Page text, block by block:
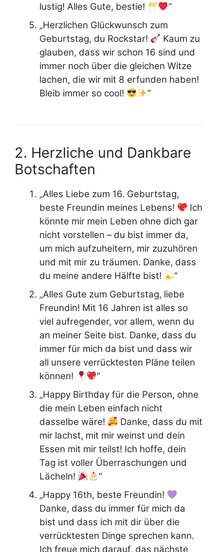
lustig! Alles Gute, bestie!
“
„Herzlichen Glückwunsch zum
Geburtstag, du Rockstar!
Kaum zu
glauben, dass wir schon 16 sind und
immer noch über die gleichen Witze
lachen, die wir mit 8 erfunden haben!
Bleib immer so cool!
“
2. Herzliche und Dankbare
Botschaften
„Alles Liebe zum 16. Geburtstag,
beste Freundin meines Lebens!
Ich
könnte mir mein Leben ohne dich gar
nicht vorstellen – du bist immer da,
um mich aufzuheitern, mir zuzuhören
und mit mir zu träumen. Danke, dass
du meine andere Hälfte bist!
“
„Alles Gute zum Geburtstag, liebe
Freundin! Mit 16 Jahren ist alles so
viel aufregender, vor allem, wenn du
an meiner Seite bist. Danke, dass du
immer für mich da bist und dass wir
all unsere verrücktesten Pläne teilen
können!
“
„Happy Birthday für die Person, ohne
die mein Leben einfach nicht
dasselbe wäre!
Danke, dass du mit
mir lachst, mit mir weinst und dein
Essen mit mir teilst! Ich hoffe, dein
Tag ist voller Überraschungen und
Lächeln!
“
„Happy 16th, beste Freundin!
Danke, dass du immer für mich da
bist und dass ich mit dir über die
verrücktesten Dinge sprechen kann.
Ich freue mich darauf, das nächste